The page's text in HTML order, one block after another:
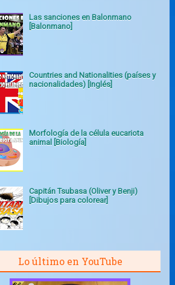
Las sanciones en Balonmano
[Balonmano]
Countries and Nationalities (países y
nacionalidades) [Inglés]
Morfología de la célula eucariota
animal [Biología]
Capitán Tsubasa (Oliver y Benji)
[Dibujos para colorear]
Lo último en YouTube